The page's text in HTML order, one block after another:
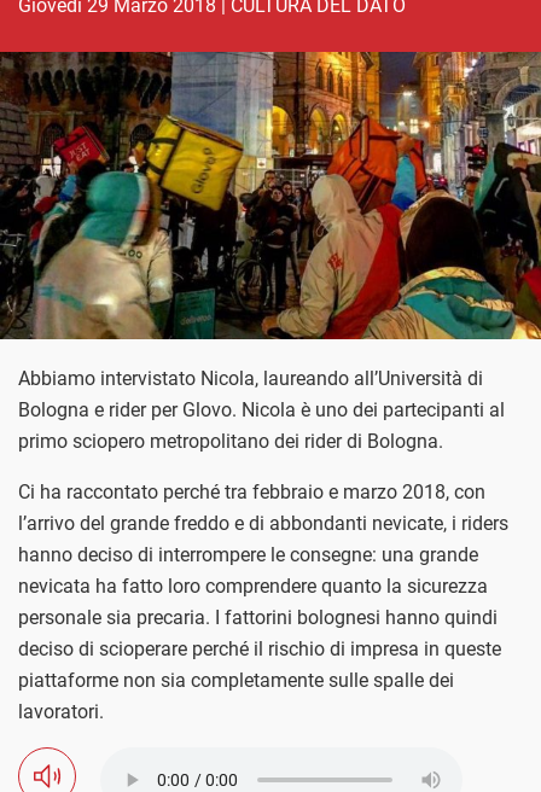
giovedì 29 Marzo 2018 CULTURA DEL DATO
Abbiamo intervistato Nicola, laureando all’Università di
Bologna e rider per Glovo. Nicola è uno dei partecipanti al
primo sciopero metropolitano dei rider di Bologna.
Ci ha raccontato perché tra febbraio e marzo 2018, con
l’arrivo del grande freddo e di abbondanti nevicate, i riders
hanno deciso di interrompere le consegne: una grande
nevicata ha fatto loro comprendere quanto la sicurezza
personale sia precaria. I fattorini bolognesi hanno quindi
deciso di scioperare perché il rischio di impresa in queste
piattaforme non sia completamente sulle spalle dei
lavoratori.